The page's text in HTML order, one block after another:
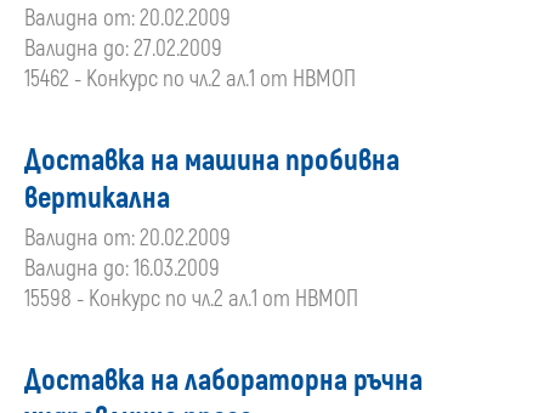
Валидна от: 20.02.2009
Валидна до: 27.02.2009
15462 - Конкурс по чл.2 ал.1 от НВМОП
Доставка на машина пробивна
вертикална
Валидна от: 20.02.2009
Валидна до: 16.03.2009
15598 - Конкурс по чл.2 ал.1 от НВМОП
Доставка на лабораторна ръчна